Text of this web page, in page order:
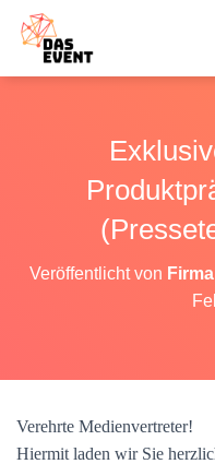
Veröffentlicht von
Verehrte Medienvertreter!
Hiermit laden wir Sie